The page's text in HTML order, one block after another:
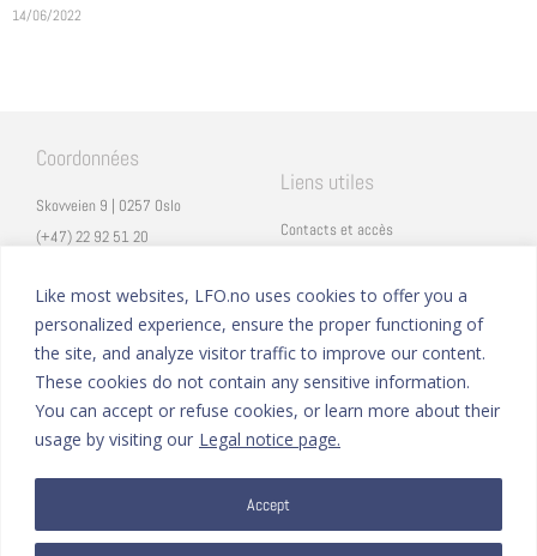
Like most websites, LFO.no uses cookies to offer you a
personalized experience, ensure the proper functioning of
the site, and analyze visitor traffic to improve our content.
These cookies do not contain any sensitive information.
You can accept or refuse cookies, or learn more about their
usage by visiting our Legal notice page.
Accept
14/06/2022
Coordonnées
Skovveien 9 | 0257 Oslo
(+47) 22 92 51 20
Vulkan 11 | 0178 Oslo
Liens utiles
Contacts et accès
Mentions légales
Eduka
ProNote
Suivez nous
Linkedin
Nous formons sur